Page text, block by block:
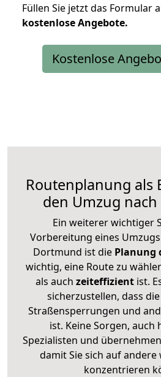
Füllen Sie jetzt das Formular
kostenloseAngebote.
Kostenlose
Routenplanung als
den Umzug
Ein weiterer wichtiger
Vorbereitung eines
Dortmund ist diePlanung
wichtig, eine Route zu
als auch zeiteffizientist.
sicherzustellen, dass
Straßensperrungen und
ist. Keine Sorgen, auch
Spezialisten und
damit Sie sich auf andere
konzentrieren